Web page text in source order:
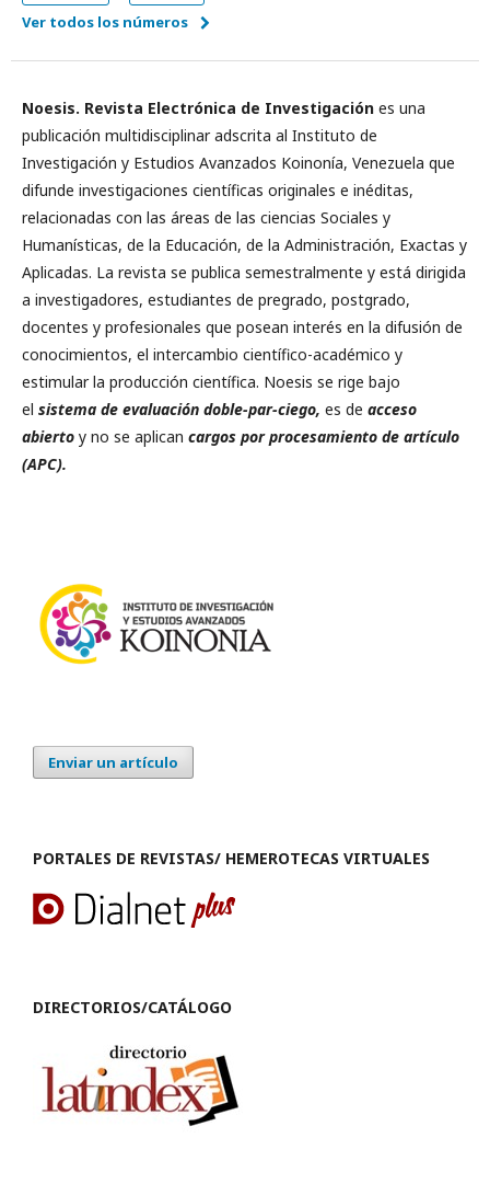
Ver todos los números
Noesis. Revista Electrónica de Investigación es una
publicación multidisciplinar adscrita al Instituto de
Investigación y Estudios Avanzados Koinonía, Venezuela que
difunde investigaciones científicas originales e inéditas,
relacionadas con las áreas de las ciencias Sociales y
Humanísticas, de la Educación, de la Administración, Exactas y
Aplicadas. La revista se publica semestralmente y está dirigida
a investigadores, estudiantes de pregrado, postgrado,
docentes y profesionales que posean interés en la difusión de
conocimientos, el intercambio científico-académico y
estimular la producción científica. Noesis se rige bajo
el sistema de evaluación doble-par-ciego, es de acceso
abierto y no se aplican cargos por procesamiento de artículo
(APC).
Enviar un artículo
PORTALES DE REVISTAS/ HEMEROTECAS VIRTUALES
DIRECTORIOS/CATÁLOGO